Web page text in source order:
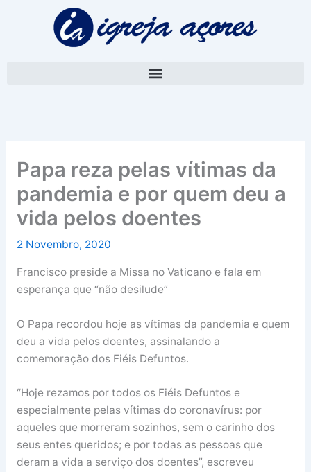
Papa reza pelas vítimas da
pandemia e por quem deu a
vida pelos doentes
2 Novembro, 2020
Francisco preside a Missa no Vaticano e fala em
esperança que “não desilude”
O Papa recordou hoje as vítimas da pandemia e quem
deu a vida pelos doentes, assinalando a
comemoração dos Fiéis Defuntos.
“Hoje rezamos por todos os Fiéis Defuntos e
especialmente pelas vítimas do coronavírus: por
aqueles que morreram sozinhos, sem o carinho dos
seus entes queridos; e por todas as pessoas que
deram a vida a serviço dos doentes”, escreveu